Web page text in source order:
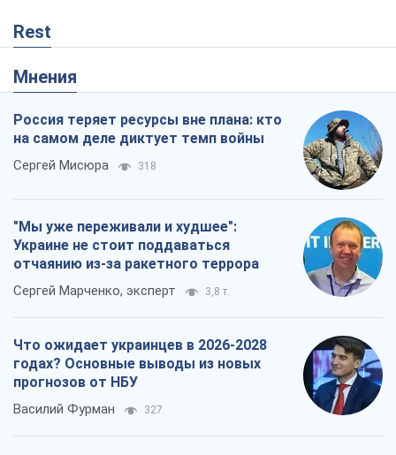
Rest
Мнения
Россия теряет ресурсы вне плана: кто
на самом деле диктует темп войны
Сергей Мисюра 318
"Мы уже переживали и худшее":
Украине не стоит поддаваться
отчаянию из-за ракетного террора
Сергей Марченко, эксперт 3,8 т.
Что ожидает украинцев в 2026-2028
годах? Основные выводы из новых
прогнозов от НБУ
Василий Фурман 327